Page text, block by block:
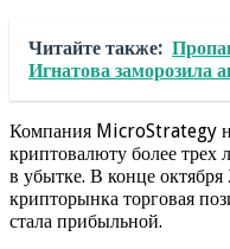
Читайте также:
Игнатова заморозила
Компания MicroStrategy
криптовалюту более трех
в убытке. В конце октября
крипторынка торговая
стала прибыльной.